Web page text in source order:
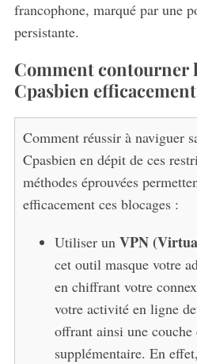
francophone, marqué par une
persistante.
Comment contourner
Cpasbien efficacement
Comment réussir à naviguer
Cpasbien en dépit de ces
méthodes éprouvées
efficacement ces blocages :
Utiliser un VPN
cet outil masque votre
en chiffrant votre
votre activité en ligne
offrant ainsi une
supplémentaire. En